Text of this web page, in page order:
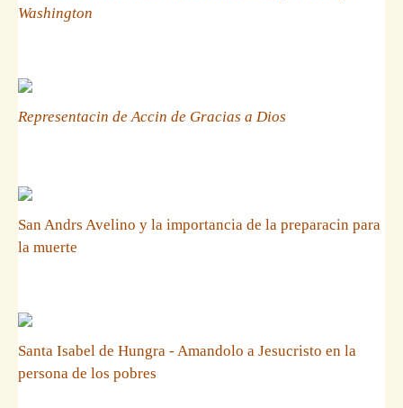
Washington
Representacin de Accin de Gracias a Dios
San Andrs Avelino y la importancia de la preparacin para
la muerte
Santa Isabel de Hungra - Amandolo a Jesucristo en la
persona de los pobres